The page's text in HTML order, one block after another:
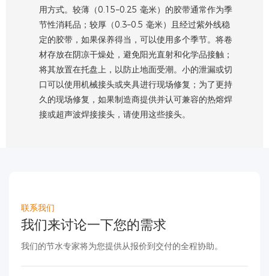
用方式。较薄（0.15–0.25 毫米）的胶带通常作为季
节性消耗品；较厚（0.3–0.5 毫米）且经过紫外线稳
定的胶带，如果保养得当，可以使用多个季节。将卷
材存放在阴凉干燥处，避免阳光直射和化学品接触；
将其放置在托盘上，以防止地面受潮。小的泄漏或切
口可以使用机械接头或夹具进行现场修复；为了更持
久的现场修复，如果制造商提供并认可兼容的热熔焊
接或超声波焊接接头，请使用这些接头。
联系我们
我们来讨论一下您的需求
我们的节水专家将为您提供从报价到交付的全程协助。